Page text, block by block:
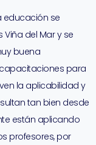
educación se
del Mar y se
buena
para
la aplicabilidad y
tan bien desde
están aplicando
profesores, por